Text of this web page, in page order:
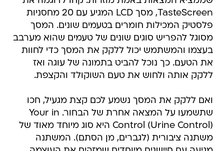
TasteScreen, מסך LCD המגיע עם 20 מחסניות
פלסטיק המכילות חומרים בטעמים שונים. המסך
מסוגל להפריש סוגים שונים של טעמים שהוא מערבב
בעצמו והמשתמש יכול ללקק את המסך כדי לחוות
את הטעם. כך נוכל להביט בתמונה של עוגה ואז
ללקק אותה ולחוש את טעם השוקולד והקצפת.
ואם ללקק את המסך נשמע לכם קצת מגעיל, חכו
שתשמעו על המצאה אחרת של הבחור. Your in
Control (Urine Control) היא סוג מיוחד מאוד של
משתנה ציבורית (לגברים, מן הסתם). המשתנה